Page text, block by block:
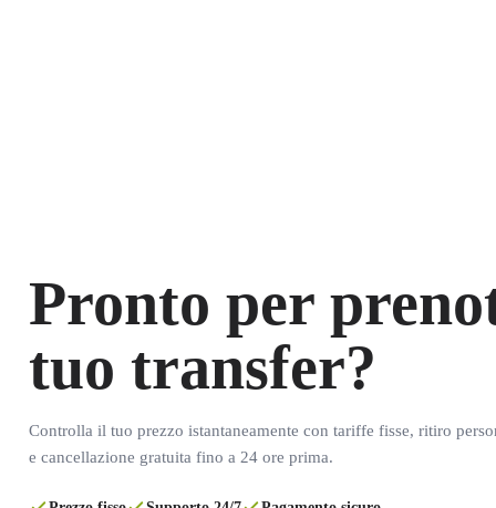
Pronto per
tuo transfer?
Controlla il tuo prezzo istantaneamente con tariffe fisse, ritiro
e cancellazione gratuita fino a 24 ore prima.